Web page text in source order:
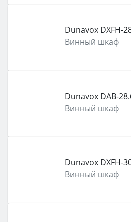
Dunavox DXFH-
Винный шкаф
Dunavox DAB-
Винный шкаф
Dunavox DXFH-
Винный шкаф